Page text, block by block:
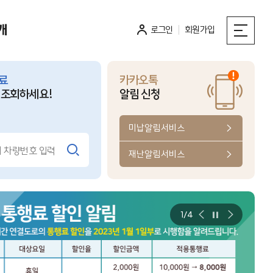
로그인 회원가입
시관개관일입니다.
일 휴관
홍보전시관
온라인 VR관람
회하세요!
카카오톡
알림 신청
미납알림서비스
재난알림서비스
1/4